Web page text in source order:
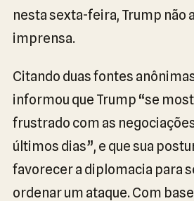
nesta sexta-feira, Trump não
imprensa.
Citando duas fontes
informou que Trump “se
frustrado com as
últimos dias”, e que sua
favorecer a diplomacia para
ordenar um ataque. Com